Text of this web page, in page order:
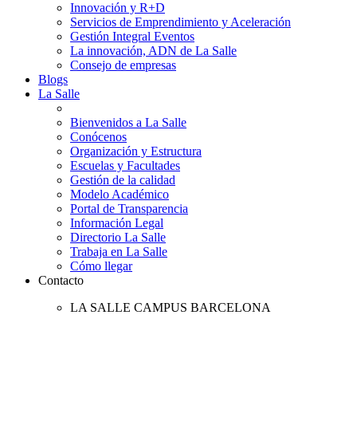
Innovación y R+D
Servicios de Emprendimiento y Aceleración
Gestión Integral Eventos
La innovación, ADN de La Salle
Consejo de empresas
Blogs
La Salle
Bienvenidos a La Salle
Conócenos
Organización y Estructura
Escuelas y Facultades
Gestión de la calidad
Modelo Académico
Portal de Transparencia
Información Legal
Directorio La Salle
Trabaja en La Salle
Cómo llegar
Contacto
LA SALLE CAMPUS BARCELONA